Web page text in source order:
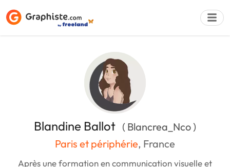
Blandine Ballot ( Blancrea_Nco )
Paris et périphérie, France
Après une formation en communication visuelle et